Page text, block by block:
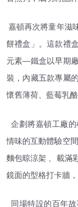
嘉頓再次將童年滋
餅禮盒」。這款禮
元素—鐵盒以早期
裝，內藏五款專屬
懷舊薄荷、藍莓乳
企劃將嘉頓工廠
情味的互動體驗空
麵包晾涼架 、載滿
鏡面的型格打卡牆
同場特設的百年